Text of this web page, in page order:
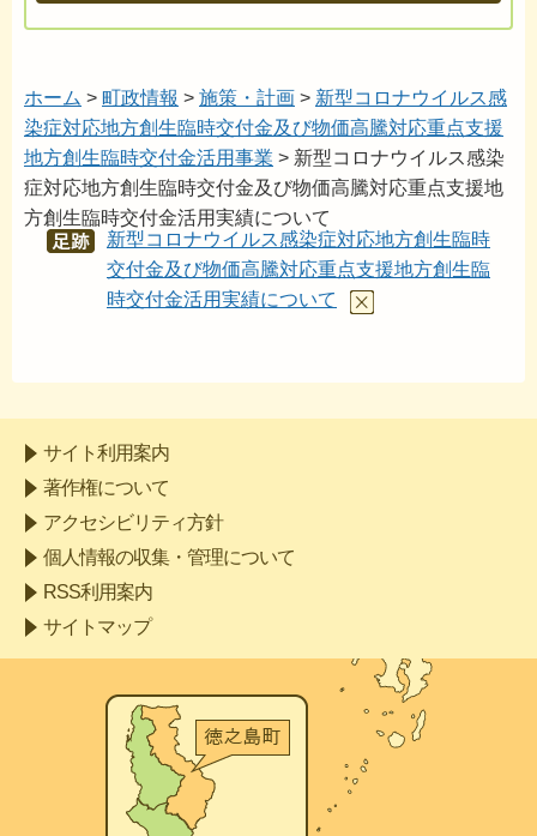
ホーム > 町政情報 > 施策・計画 > 新型コロナウイルス感
染症対応地方創生臨時交付金及び物価高騰対応重点支援
地方創生臨時交付金活用事業 > 新型コロナウイルス感染
症対応地方創生臨時交付金及び物価高騰対応重点支援地
方創生臨時交付金活用実績について
あし
新型コロナウイルス感染症対応地方創生臨時
交付金及び物価高騰対応重点支援地方創生臨
時交付金活用実績について
サイト利用案内
著作権について
アクセシビリティ方針
個人情報の収集・管理について
RSS利用案内
サイトマップ